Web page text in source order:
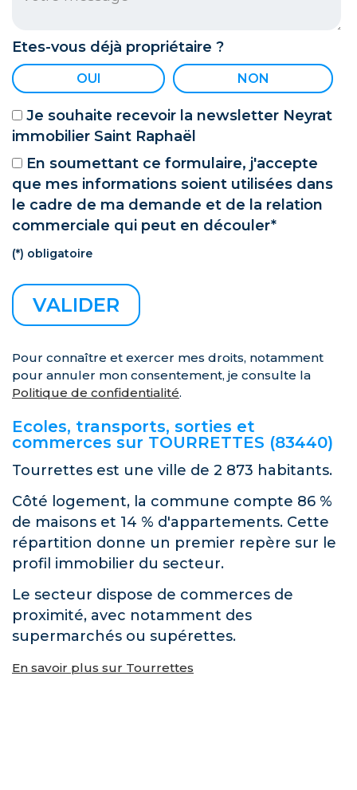
Etes-vous déjà propriétaire ?
OUI NON
Je souhaite recevoir la newsletter Neyrat
immobilier Saint Raphaël
En soumettant ce formulaire, j'accepte
que mes informations soient utilisées dans
le cadre de ma demande et de la relation
commerciale qui peut en découler*
(*) obligatoire
Pour connaître et exercer mes droits, notamment
pour annuler mon consentement, je consulte la
Politique de confidentialité.
Ecoles, transports, sorties et
commerces sur TOURRETTES (83440)
Tourrettes est une ville de 2 873 habitants.
Côté logement, la commune compte 86 %
de maisons et 14 % d'appartements. Cette
répartition donne un premier repère sur le
profil immobilier du secteur.
Le secteur dispose de commerces de
proximité, avec notamment des
supermarchés ou supérettes.
En savoir plus sur Tourrettes